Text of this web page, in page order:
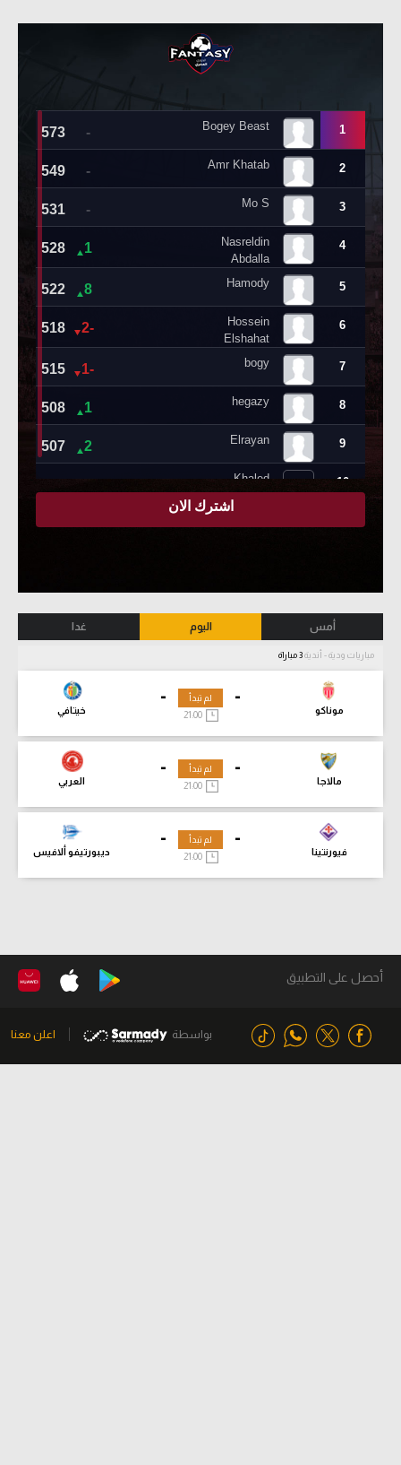
أمس اليوم غدا
مباريات ودية - أندية
-
موناكو
-
خيتافي
لم تبدأ
21:00
-
مالاجا
-
العربي
لم تبدأ
21:00
-
فيورنتينا
-
ديبورتيفو ألافيس
لم تبدأ
21:00
أحصل على التطبيق
بواسطة اعلن معنا